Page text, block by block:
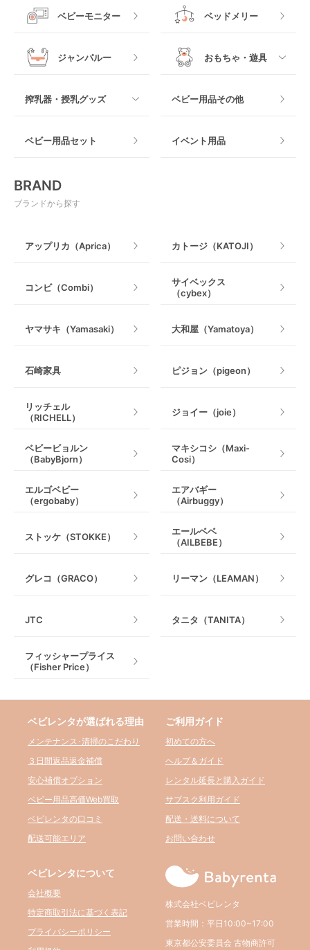
ベビーベッドその他
抱っこ紐その他
木製
マット製
すべて
ベビーモニター ベッドメリー
ジャンパルー おもちゃ・遊具
室内遊具
搾乳器・授乳グッズ
授乳グッズ・ママ用品
ベビー用品その他
ベビー用品セット イベント用品
BRAND
ブランドから探す
アップリカ（Aprica） カトージ（KATOJI）
コンビ（Combi）
サイベックス
（cybex）
ヤマサキ（Yamasaki） 大和屋（Yamatoya）
石崎家具 ピジョン（pigeon）
リッチェル
（RICHELL）
ジョイー（joie）
ベビービョルン
（BabyBjorn）
マキシコシ（Maxi-
Cosi）
エルゴベビー
（ergobaby）
エアバギー
（Airbuggy）
ストッケ（STOKKE）
エールベベ
（AILBEBE）
グレコ（GRACO） リーマン（LEAMAN）
JTC タニタ（TANITA）
フィッシャープライス
（Fisher Price）
ベビレンタが選ばれる理由
メンテナンス･清掃のこだわり
３日間返品返金補償
安心補償オプション
ベビー用品高価Web買取
ベビレンタの口コミ
配送可能エリア
ご利用ガイド
初めての方へ
ヘルプ＆ガイド
レンタル延長と購入ガイド
サブスク利用ガイド
配送・送料について
お問い合わせ
ベビレンタについて
会社概要
特定商取引法に基づく表記
プライバシーポリシー
株式会社ベビレンタ
営業時間：平日10:00~17:00
東京都公安委員会 古物商許可